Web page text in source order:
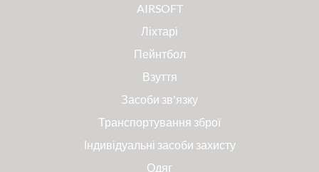
AIRSOFT
Ліхтарі
Пейнтбол
Взуття
Засоби зв'язку
Транспортування зброї
Індивідуальні засоби захисту
Одяг